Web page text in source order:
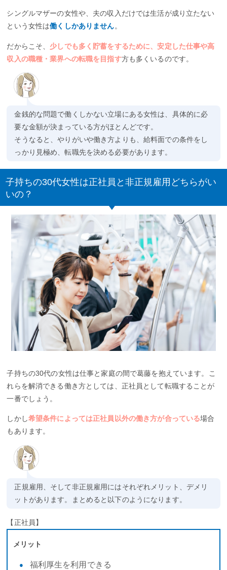
シングルマザーの女性や、夫の収入だけでは生活が成り立たない
という女性は働くしかありません。
だからこそ、 少しでも多く貯蓄をするために、安定した仕事や高
収入の職種・業界への転職を目指す方も多くいるのです。
金銭的な問題で働くしかない立場にある女性は、具体的に必
要な金額が決まっている方がほとんどです。
そうなると、やりがいや働き方よりも、給料面での条件をし
っかり見極め、転職先を決める必要があります。
子持ちの30代女性は正社員と非正規雇用どちらがい
いの？
子持ちの30代の女性は仕事と家庭の間で葛藤を抱えています。こ
れらを解消できる働き方としては、正社員として転職することが
一番でしょう。
しかし希望条件によっては正社員以外の働き方が合っている場合
もあります。
正規雇用、そして非正規雇用にはそれぞれメリット、デメリ
ットがあります。まとめると以下のようになります。
【正社員】
メリット
福利厚生を利用できる